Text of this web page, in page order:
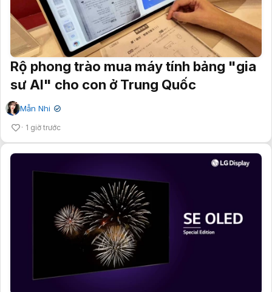
Rộ phong trào mua máy tính bảng "gia
sư AI" cho con ở Trung Quốc
Mẫn Nhi ✔
1 giờ trước